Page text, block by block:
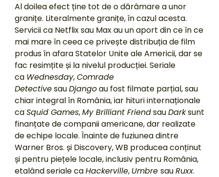
Al doilea efect ține tot de o dărâmare a unor
granițe. Literalmente granițe, în cazul acesta.
Servicii ca Netflix sau Max au un aport din ce în ce
mai mare în ceea ce privește distribuția de film
produs în afara Statelor Unite ale Americii, dar se
fac resimțite și la nivelul producției. Seriale
ca Wednesday,Comrade
DetectivesauDjangoau fost filmate parțial, sau
chiar integral în România, iar hituri internaționale
caSquid Games,My Brilliant FriendsauDarksunt
finanțate de companii americane, dar realizate
de echipe locale. Înainte de fuziunea dintre
Warner Bros. și Discovery, WB producea conținut
și pentru piețele locale, inclusiv pentru România,
etalând seriale caHackerville, Umbre sauRuxx.